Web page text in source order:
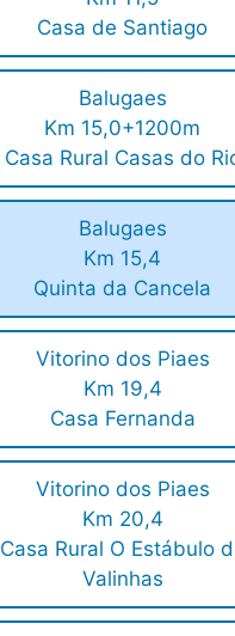
Casa de Santiago
Balugaes
Km 15,0+1200m
Casa Rural Casas do
Balugaes
Km 15,4
Quinta da Cancela
Vitorino dos Piaes
Km 19,4
Casa Fernanda
Vitorino dos Piaes
Km 20,4
Casa Rural O Estábulo
Valinhas